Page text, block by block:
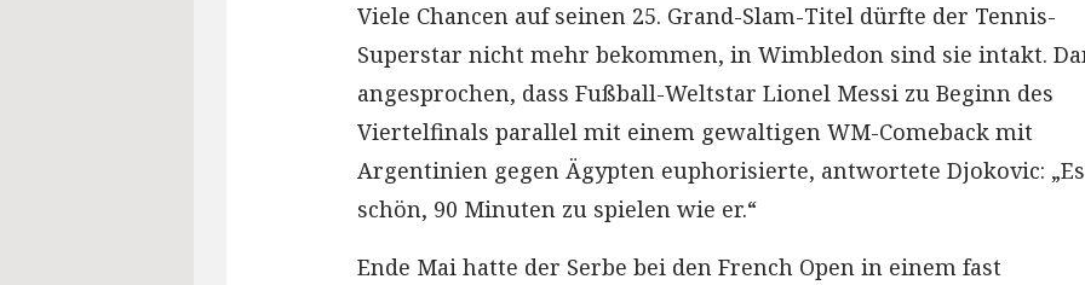
Viele Chancen auf seinen 25. Grand-Slam-Titel dürfte der Tennis-
Superstar nicht mehr bekommen, in Wimbledon sind sie intakt.
angesprochen, dass Fußball-Weltstar Lionel Messi zu Beginn des
Viertelfinals parallel mit einem gewaltigen WM-Comeback mit
Argentinien gegen Ägypten euphorisierte, antwortete Djokovic:
schön, 90 Minuten zu spielen wie er.“
Ende Mai hatte der Serbe bei den French Open in einem fast